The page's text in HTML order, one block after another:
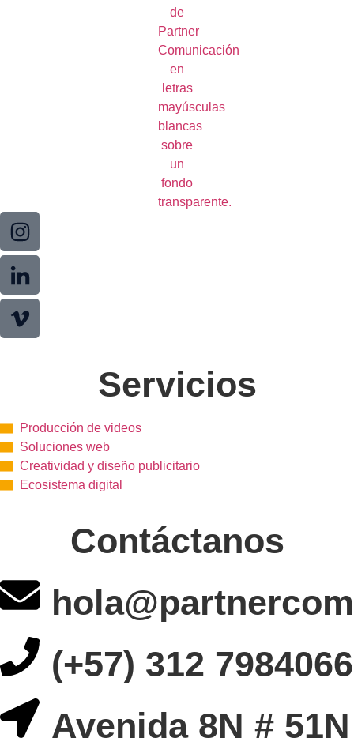
Servicios
Producción de videos
Soluciones web
Creatividad y diseño publicitario
Ecosistema digital
Contáctanos
(+57) 312 7984066
Avenida 8N # 51N